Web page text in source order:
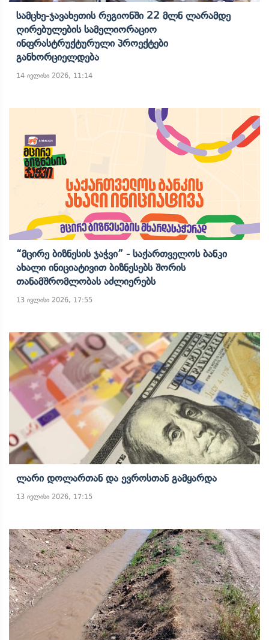
Სამცხე-Ჯავახეთის Რეგიონში 22 Მლნ Ლარამდე
Ღირებულების Სამელიორაციო
Ინფრასტრუქტურული Პროექტები
Განხორციელდება
14 ივლისი 2026, 11:14
“მცირე Ბიზნესის Ჯაჭვი” - Საქართველოს Ბანკი
Ახალი Ინიციატივით Ბიზნესებს Შორის
Თანამშრომლობას Აძლიერებს
13 ივლისი 2026, 17:55
Ლარი Დოლართან Და Ევროსთან Გამყარდა
13 ივლისი 2026, 17:15